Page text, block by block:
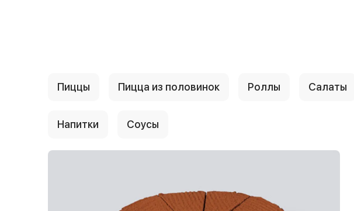
Пиццы Пицца из половинок Роллы Салаты
Напитки Соусы